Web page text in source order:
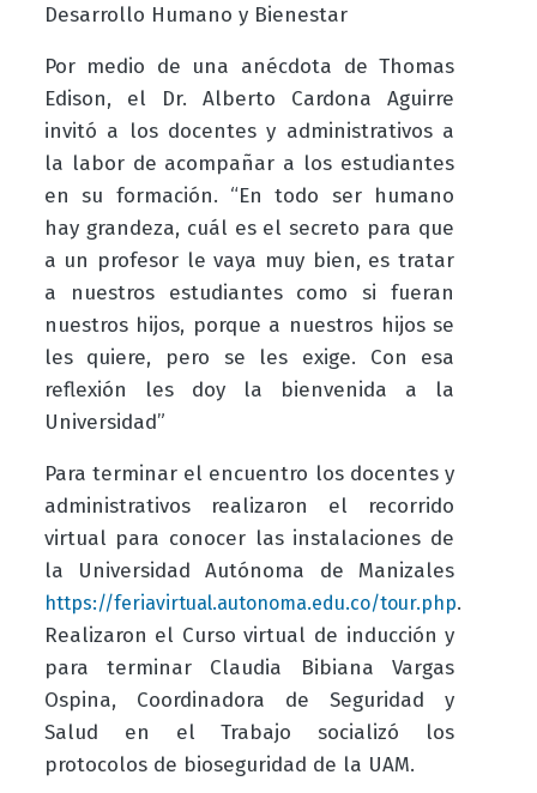
Desarrollo Humano y Bienestar
Por medio de una anécdota de Thomas
Edison, el Dr. Alberto Cardona Aguirre
invitó a los docentes y administrativos a
la labor de acompañar a los estudiantes
en su formación. “En todo ser humano
hay grandeza, cuál es el secreto para que
a un profesor le vaya muy bien, es tratar
a nuestros estudiantes como si fueran
nuestros hijos, porque a nuestros hijos se
les quiere, pero se les exige. Con esa
reflexión les doy la bienvenida a la
Universidad”
Para terminar el encuentro los docentes y
administrativos realizaron el recorrido
virtual para conocer las instalaciones de
la Universidad Autónoma de Manizales
https://feriavirtual.autonoma.edu.co/tour.php.
Realizaron el Curso virtual de inducción y
para terminar Claudia Bibiana Vargas
Ospina, Coordinadora de Seguridad y
Salud en el Trabajo socializó los
protocolos de bioseguridad de la UAM.